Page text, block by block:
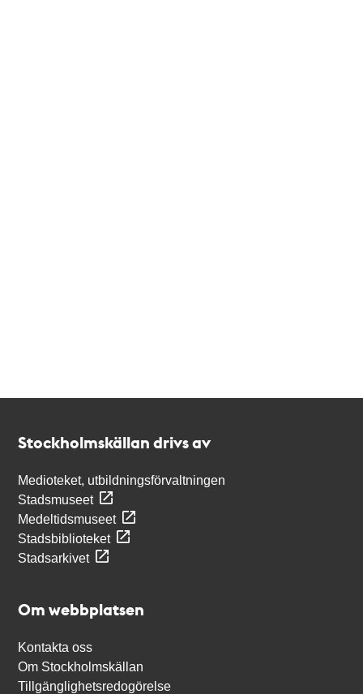
Stockholmskällan drivs av
Medioteket, utbildningsförvaltningen
Stadsmuseet
Medeltidsmuseet
Stadsbiblioteket
Stadsarkivet
Om webbplatsen
Kontakta oss
Om Stockholmskällan
Tillgänglighetsredogörelse